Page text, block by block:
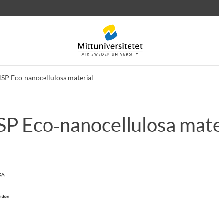
Eco-nanocellulosa material
PersonalLediga jobb
Eco‑nanocellulosa